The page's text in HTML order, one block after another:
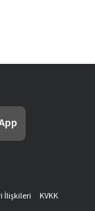
İlişkileri
KVKK